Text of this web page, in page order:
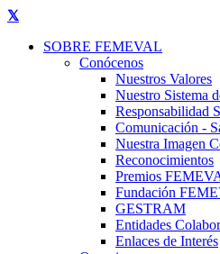
SOBRE FEMEVAL
Conócenos
Nuestros Valores
Nuestro Sistema
Responsabilidad
Comunicación -
Nuestra Imagen
Reconocimientos
Premios
Fundación
GESTRAM
Entidades
Enlaces de Interés